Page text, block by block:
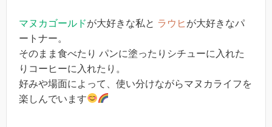
マヌカゴールドが大好きな私と ラウヒ が大好きなパ
ートナー。
そのまま食べたり パンに塗ったりシチューに入れた
りコーヒーに入れたり。
好みや場面によって、使い分けながらマヌカライフを
楽しんでいます